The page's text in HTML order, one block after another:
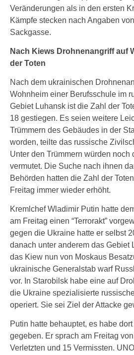
Veränderungen als in den ersten
Kämpfe stecken nach Angaben
Sackgasse.
Nach Kiews Drohnenangriff auf
der Toten
Nach dem ukrainischen
Wohnheim einer Berufsschule im
Gebiet Luhansk ist die Zahl der
18 gestiegen. Es seien weitere
Trümmern des Gebäudes in der
worden, teilte das russische
Unter den Trümmern würden noch
vermutet. Die Suche nach ihnen
Behörden hatten die Zahl der
Freitag immer wieder erhöht.
Kremlchef Wladimir Putin hatte
am Freitag einen “Terrorakt”
gegen die Ukraine hatte er selbst
danach unter anderem das Gebiet
das Kiew nun von Moskaus
ukrainische Generalstab warf
vor. In Starobilsk habe eine auf
die Ukraine spezialisierte
operiert. Sie sei Ziel der Attacke
Putin hatte behauptet, es habe
gegeben. Er sprach am Freitag
Verletzten und 15 Vermissten.